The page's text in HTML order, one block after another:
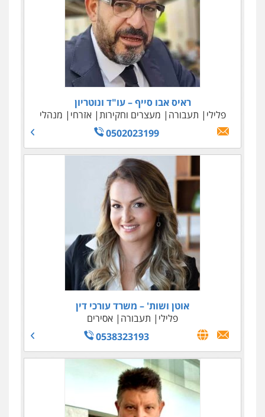
ראיס אבו סייף – עו"ד ונוטריון
פלילי
תעבורה מעצרים וחקירות אזרחי
מנהלי
0502023199
אוטן ושות' – משרד עורכי דין
פלילי
תעבורה
אסירים
0538323193